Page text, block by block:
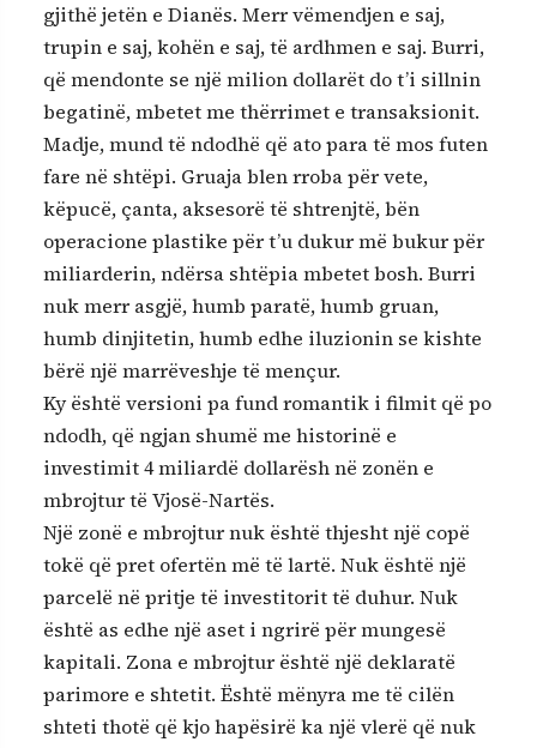
gjithë jetën e Dianës. Merr vëmendjen e saj,
trupin e saj, kohën e saj, të ardhmen e saj. Burri,
që mendonte se një milion dollarët do t’i sillnin
begatinë, mbetet me thërrimet e transaksionit.
Madje, mund të ndodhë që ato para të mos futen
fare në shtëpi. Gruaja blen rroba për vete,
këpucë, çanta, aksesorë të shtrenjtë, bën
operacione plastike për t’u dukur më bukur për
miliarderin, ndërsa shtëpia mbetet bosh. Burri
nuk merr asgjë, humb paratë, humb gruan,
humb dinjitetin, humb edhe iluzionin se kishte
bërë një marrëveshje të mençur.
Ky është versioni pa fund romantik i filmit që po
ndodh, që ngjan shumë me historinë e
investimit 4 miliardë dollarësh në zonën e
mbrojtur të Vjosë-Nartës.
Një zonë e mbrojtur nuk është thjesht një copë
tokë që pret ofertën më të lartë. Nuk është një
parcelë në pritje të investitorit të duhur. Nuk
është as edhe një aset i ngrirë për mungesë
kapitali. Zona e mbrojtur është një deklaratë
parimore e shtetit. Është mënyra me të cilën
shteti thotë që kjo hapësirë ka një vlerë që nuk